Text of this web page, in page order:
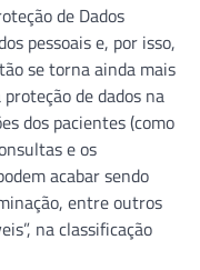
de Dados
pessoais e, por isso,
se torna ainda mais
de dados na
dos pacientes (como
e os
acabar sendo
entre outros
na classificação